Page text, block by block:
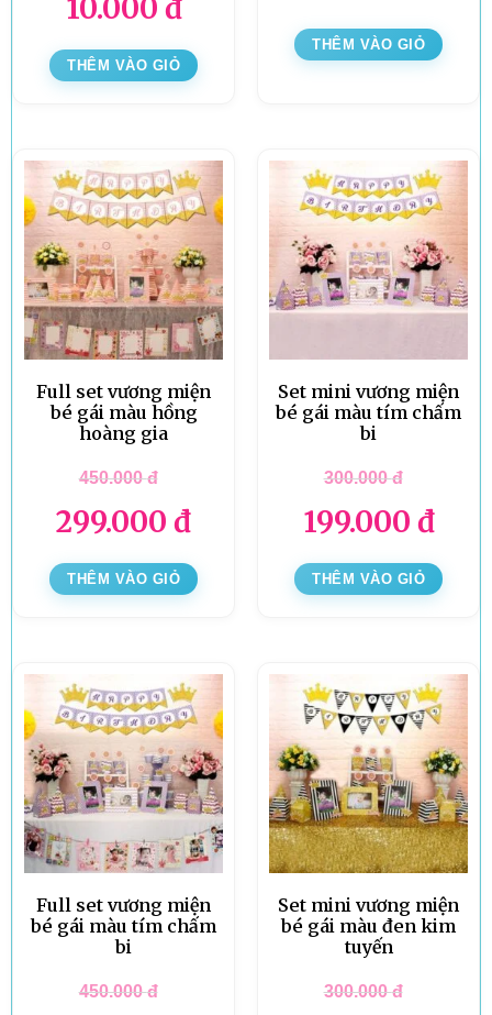
10.000 đ
THÊM VÀO GIỎ
THÊM VÀO GIỎ
Full set vương miện
bé gái màu hồng
hoàng gia
450.000đ
299.000 đ
THÊM VÀO GIỎ
Set mini vương miện
bé gái màu tím chấm
bi
300.000đ
199.000 đ
THÊM VÀO GIỎ
Full set vương miện
bé gái màu tím chấm
bi
450.000đ
Set mini vương miện
bé gái màu đen kim
tuyến
300.000đ